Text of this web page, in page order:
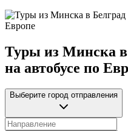
Туры из Минска в
на автобусе по
Выберите город отправления